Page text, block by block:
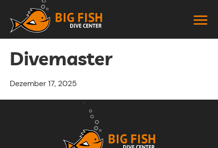
Divemaster
Dezember 17, 2025